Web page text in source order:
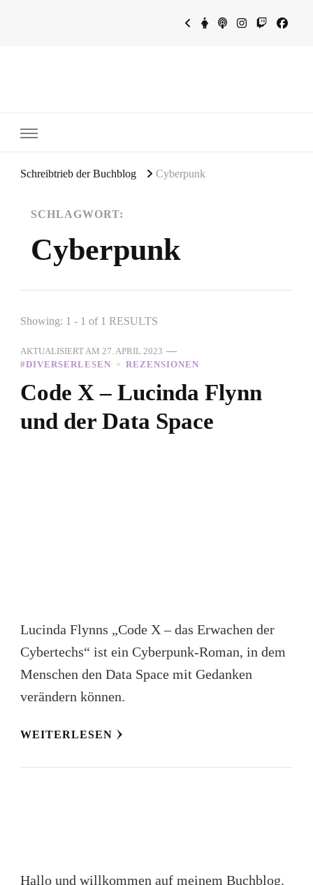
Schreibtrieb der Buchblog Cyberpunk
SCHLAGWORT:
Cyberpunk
Showing: 1 - 1 of 1 RESULTS
AKTUALISIERT AM 27. APRIL 2023
#DIVERSERLESEN
REZENSIONEN
Code X – Lucinda Flynn
und der Data Space
Lucinda Flynns „Code X – das Erwachen der
Cybertechs“ ist ein Cyberpunk-Roman, in dem
Menschen den Data Space mit Gedanken
verändern können.
WEITERLESEN
Hallo und willkommen auf meinem Buchblog.